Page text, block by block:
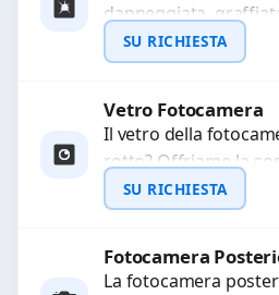
danneggiata,
ricambi di alta
Ripristiniamo
SU RICHIESTA
Richiedi
Vetro Fotocamera
Il vetro della
rotto? Offriamo la
ricambi di alta
mesi....
SU RICHIESTA
Richiedi
Fotocamera
La fotocamera